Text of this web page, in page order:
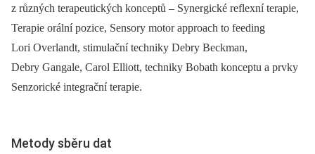
z různých terapeutických konceptů –⁠ Synergické reflexní terapie,
Terapie orální pozice, Sensory motor approach to feeding
Lori Overlandt, stimulační techniky Debry Beckman,
Debry Gangale, Carol Elliott, techniky Bobath konceptu a prvky
Senzorické integrační terapie.
Metody sběru dat